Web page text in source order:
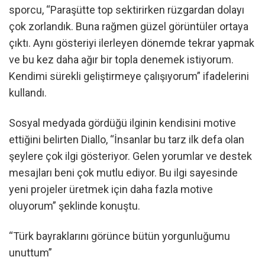
sporcu, “Paraşütte top sektirirken rüzgardan dolayı
çok zorlandık. Buna rağmen güzel görüntüler ortaya
çıktı. Aynı gösteriyi ilerleyen dönemde tekrar yapmak
ve bu kez daha ağır bir topla denemek istiyorum.
Kendimi sürekli geliştirmeye çalışıyorum” ifadelerini
kullandı.
Sosyal medyada gördüğü ilginin kendisini motive
ettiğini belirten Diallo, “İnsanlar bu tarz ilk defa olan
şeylere çok ilgi gösteriyor. Gelen yorumlar ve destek
mesajları beni çok mutlu ediyor. Bu ilgi sayesinde
yeni projeler üretmek için daha fazla motive
oluyorum” şeklinde konuştu.
“Türk bayraklarını görünce bütün yorgunluğumu
unuttum”